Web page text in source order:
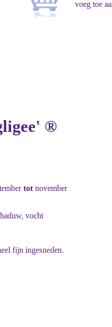
®
tot november
vocht
fijn ingesneden.